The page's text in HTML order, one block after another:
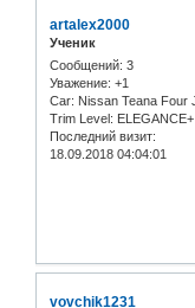
artalex2000
Ученик
Сообщений: 3
Уважение: +1
Car: Nissan Teana Four
Trim Level: ELEGANCE+
Последний визит:
18.09.2018 04:04:01
vovchik1231